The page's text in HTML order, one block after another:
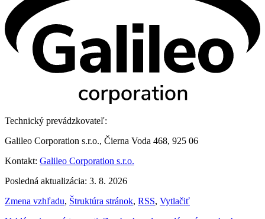
Technický prevádzkovateľ:
Galileo Corporation s.r.o., Čierna Voda 468, 925 06
Kontakt: Galileo Corporation s.r.o.
Posledná aktualizácia: 3. 8. 2026
Zmena vzhľadu, Štruktúra stránok, RSS, Vytlačiť